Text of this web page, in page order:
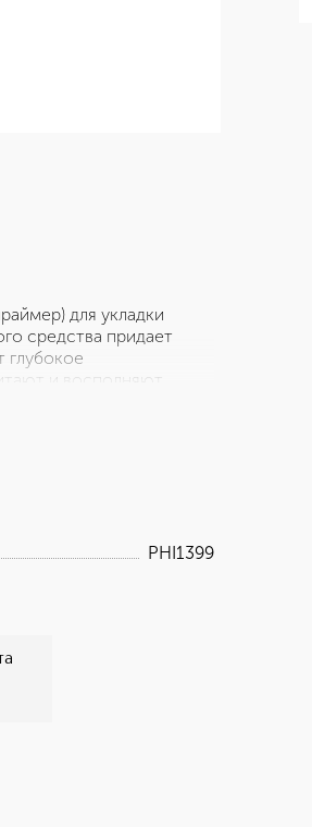
для укладки
средства придает
глубокое
и восполняют
PHI1399